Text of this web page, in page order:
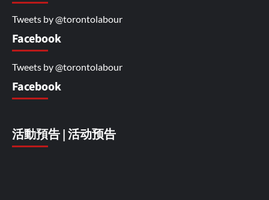
Tweets by @torontolabour
Facebook
Tweets by @torontolabour
Facebook
活動預告 | 活动预告